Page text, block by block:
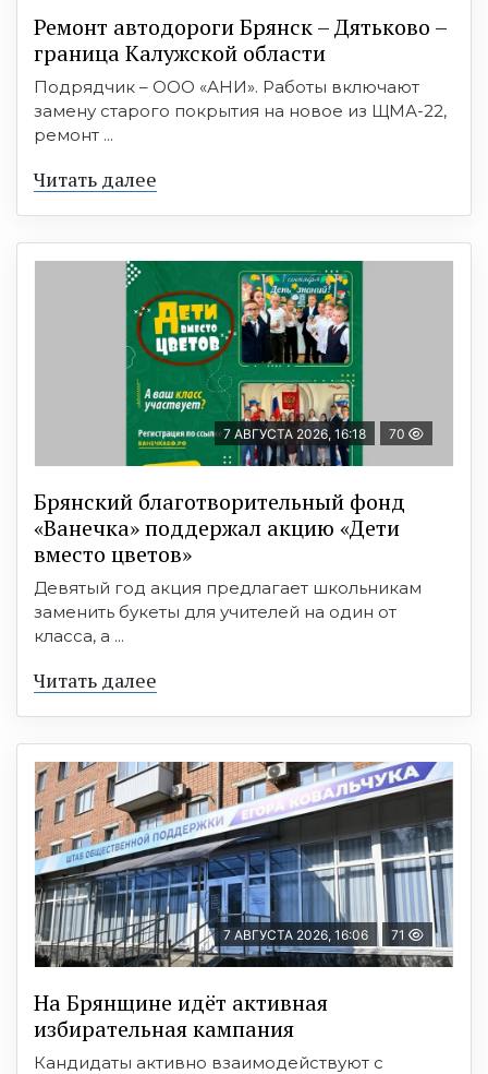
Ремонт автодороги Брянск – Дятьково –
граница Калужской области
Подрядчик – ООО «АНИ». Работы включают
замену старого покрытия на новое из ЩМА-22,
ремонт ...
Читать далее
7 АВГУСТА 2026, 16:18 70
Брянский благотворительный фонд
«Ванечка» поддержал акцию «Дети
вместо цветов»
Девятый год акция предлагает школьникам
заменить букеты для учителей на один от
класса, а ...
Читать далее
7 АВГУСТА 2026, 16:06 71
На Брянщине идёт активная
избирательная кампания
Кандидаты активно взаимодействуют с